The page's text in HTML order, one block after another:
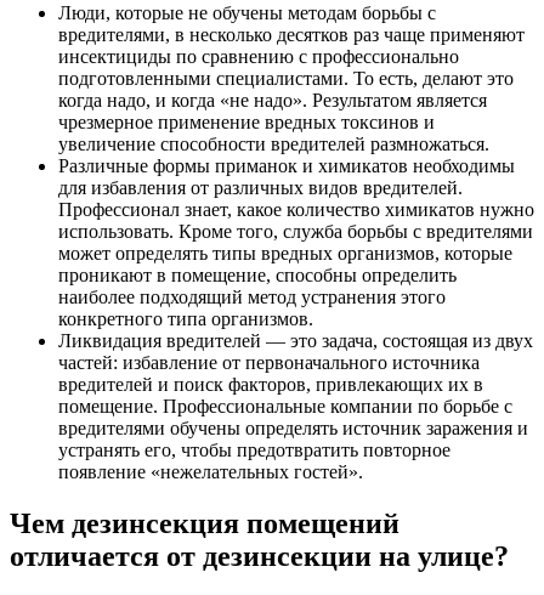
Люди, которые не обучены методам борьбы с
вредителями, в несколько десятков раз чаще применяют
инсектициды по сравнению с профессионально
подготовленными специалистами. То есть, делают это
когда надо, и когда «не надо». Результатом является
чрезмерное применение вредных токсинов и
увеличение способности вредителей размножаться.
Различные формы приманок и химикатов необходимы
для избавления от различных видов вредителей.
Профессионал знает, какое количество химикатов нужно
использовать. Кроме того, служба борьбы с вредителями
может определять типы вредных организмов, которые
проникают в помещение, способны определить
наиболее подходящий метод устранения этого
конкретного типа организмов.
Ликвидация вредителей — это задача, состоящая из двух
частей: избавление от первоначального источника
вредителей и поиск факторов, привлекающих их в
помещение. Профессиональные компании по борьбе с
вредителями обучены определять источник заражения и
устранять его, чтобы предотвратить повторное
появление «нежелательных гостей».
Чем дезинсекция помещений
отличается от дезинсекции на улице?